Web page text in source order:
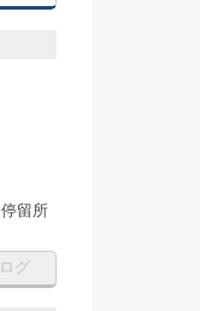
留所
グ